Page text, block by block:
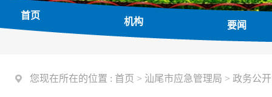
首页
机构 要闻
您现在所在的位置 : 首页 > 汕尾市应急管理局 > 政务公开